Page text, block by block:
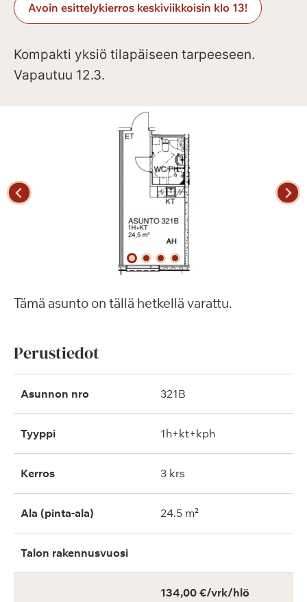
Avoin esittelykierros keskiviikkoisin klo 13!
Kompakti yksiö tilapäiseen tarpeeseen.
Vapautuu 12.3.
Tämä asunto on tällä hetkellä varattu.
Perustiedot
Asunnon nro 321B
Tyyppi 1h+kt+kph
Kerros 3 krs
Ala (pinta-ala) 24.5 m²
Talon rakennusvuosi
134,00 €/vrk/hlö